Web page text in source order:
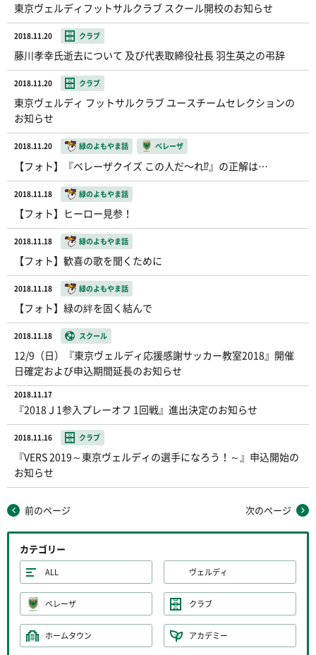
東京ヴェルディフットサルクラブ スクール開校のお知らせ
2018.11.20 クラブ
藤川孝幸氏逝去について 及び代表取締役社長 羽生英之の弔辞
2018.11.20 クラブ
東京ヴェルディ フットサルクラブ ユースチームセレクションの
お知らせ
2018.11.20 緑のよもやま話 ベレーザ
【フォト】『ベレーザクイズ この人だ〜れ⁉︎』の正解は…
2018.11.18 緑のよもやま話
【フォト】ヒーロー見参！
2018.11.18 緑のよもやま話
【フォト】歓喜の歌を聞くために
2018.11.18 緑のよもやま話
【フォト】緑の絆を固く結んで
2018.11.18 スクール
12/9（日）『東京ヴェルディ応援感謝サッカー教室2018』開催
日確定および申込期間延長のお知らせ
2018.11.17
『2018Ｊ1参入プレーオフ 1回戦』進出決定のお知らせ
2018.11.16 クラブ
『VERS 2019～東京ヴェルディの選手になろう！～』申込開始の
お知らせ
前のページ 次のページ
カテゴリー
ALL ヴェルディ
ベレーザ クラブ
ホームタウン アカデミー